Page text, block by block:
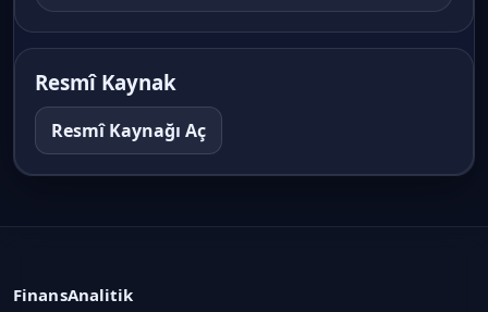
Muhasebe Akım Şeması ve Muhasebe
Süreci
Tekdüzen Muhasebe Sistemi: Dönen
Varlıklar
Muhasebe ve Finansal Raporlama · Konu 9
Muhasebe ve Finansal Raporlama · Konu 10
Resmî Kaynak
Resmî Kaynağı Aç
FinansAnalitik